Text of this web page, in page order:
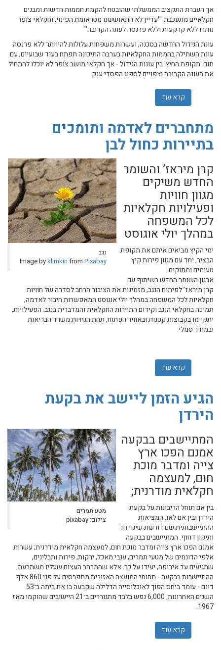
אך העברת התקציב הממשלתי שהובטח להקמת חממות חדשות ומבנים
חקלאיים מתעכבת. ''עדיין לא התאוששנו מטראומת הפינוי, וחקלאי צופר
נותרו ללא קרקעות וללא פרנסה לעונה הקרובה''
עונת הגידול החדשה בסכנה, ועשרות משפחות עלולות להיוותר ללא פרנסה:
עונת השתילה בחממות החקלאיות בערבה התיכונה תפתח בעוד שבועיים, עם
תום 'תקופת החיץ' בין עונות הגידול - אך חקלאי מושב צופר לא יוכלו להתחיל
את העונה הקרובה וצפויים לספוג הפסדי ענק.
קרא עוד
מתחברים לאדמה ותומכים
בתיירות כחול לבן
נגב
Image byklimkin from Pixabay
קרן מיראז’ והשומר
החדש משיקים
מגוון חוויות
ופעילויות חקלאיות
לכל המשפחה
במהלך יולי אוגוסט
ימי הקיץ מביאים איתם את תקופת
הבציר, יחד עם מגוון פירות קיץ
טעימים ומתוקים.
ארגון השומר החדש בשיתוף עם
קרן מיראז’ לפיתוח הנגב, מזמינות את הציבור הרחב לסדרה של חוויות
חקלאיות לכל המשפחה במהלך יולי אוגוסט המאפשרות חיבור לאדמה,
תמיכה בחקלאי הנגב וקידום התיירות החקלאית והמדברית בנגב. הפעילויות,
יתקיימו בקבוצות קטנות ובאוויר הפתוח, תחת הנחיות משרד הבריאות
ובמחיר סמלי.
קרא עוד
הגיע הזמן ליישב את בקעת
הירדן
מטע תמרים
צילום: pixabay
המתיישבים בבקעה
אמנם הפכו ארץ
צייה ומדבר מוכת
חום, למעצמה
חקלאית מודרנית;
בין אם תוחל הריבונות על בקעת
הירדן ובין אם לאו, המציאות
ההתיישבותית שם דורשת שינוי חד
ותיקון דחוף. המתיישבים בבקעה
אמנם הפכו ארץ צייה ומדבר מוכת חום, למעצמה חקלאית מודרנית; עשרות
אלפי הדונמים של מטעי תמרים, ענבי מאכל, ירקות, פירות ותבלינים,
שמגיעים עד אירופה, יעידו על כך. אלא שהמרחב העצום שעליו משתרעת
ההתיישבות בבקעה - תחומי המועצה האזורית מתפרסים על פני 860 אלף
דונם - עומד ביחס הפוך לאוכלוסייה הדלילה שקבעה בו את ביתה ב־53
השנים האחרונות. 6,000 נפש בלבד מתגוררים ב־21 היישובים שהוקמו מאז
1967.
קרא עוד